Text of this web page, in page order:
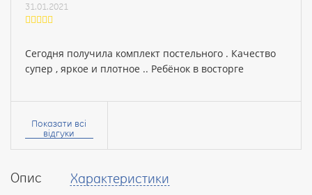
Опис Характеристики
31.01.2021
Сегодня получила комплект постельного . Качество
супер , яркое и плотное .. Ребёнок в восторге
Ваше
Ваш
Показати всі
відгуки